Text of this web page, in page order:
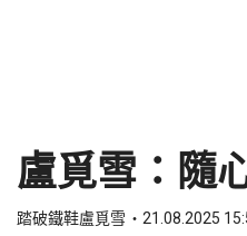
盧覓雪：隨
踏破鐵鞋盧覓雪 21.08.2025